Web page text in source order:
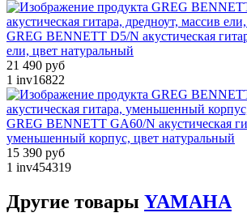
GREG BENNETT D5/N акустическая
ели, цвет натуральный
21 490 руб
1 inv16822
GREG BENNETT GA60/N акустическая
уменьшенный корпус, цвет натуральный
15 390 руб
1 inv454319
Другие товары YAMAHA